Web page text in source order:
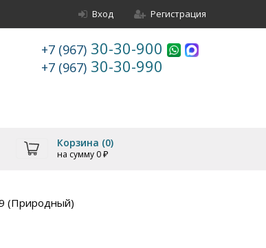
Вход Регистрация
+7 (967) 30-30-900
+7 (967) 30-30-990
Корзина (0)
на сумму 0 ₽
(Природный)